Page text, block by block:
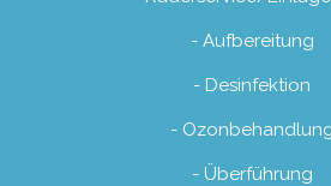
- Aufbereitung
- Desinfektion
-
- Überführung